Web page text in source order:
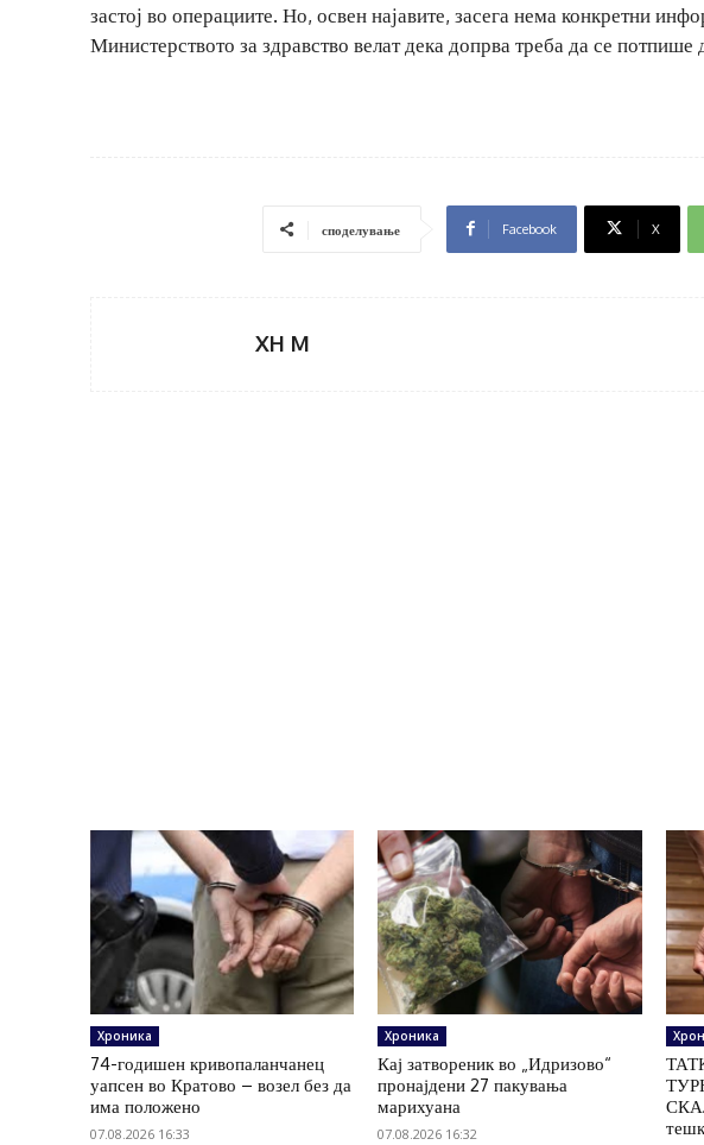
застој во операциите. Но, освен најавите, засега нема конкретни
Министерството за здравство велат дека допрва треба да се потпише
споделување Facebook X
XH M
Хроника
74-годишен кривопаланчанец
уапсен во Кратово – возел без да
има положено
07.08.2026 16:33
Хроника
Кај затвореник во „Идризово“
пронајдени 27 пакувања
марихуана
07.08.2026 16:32